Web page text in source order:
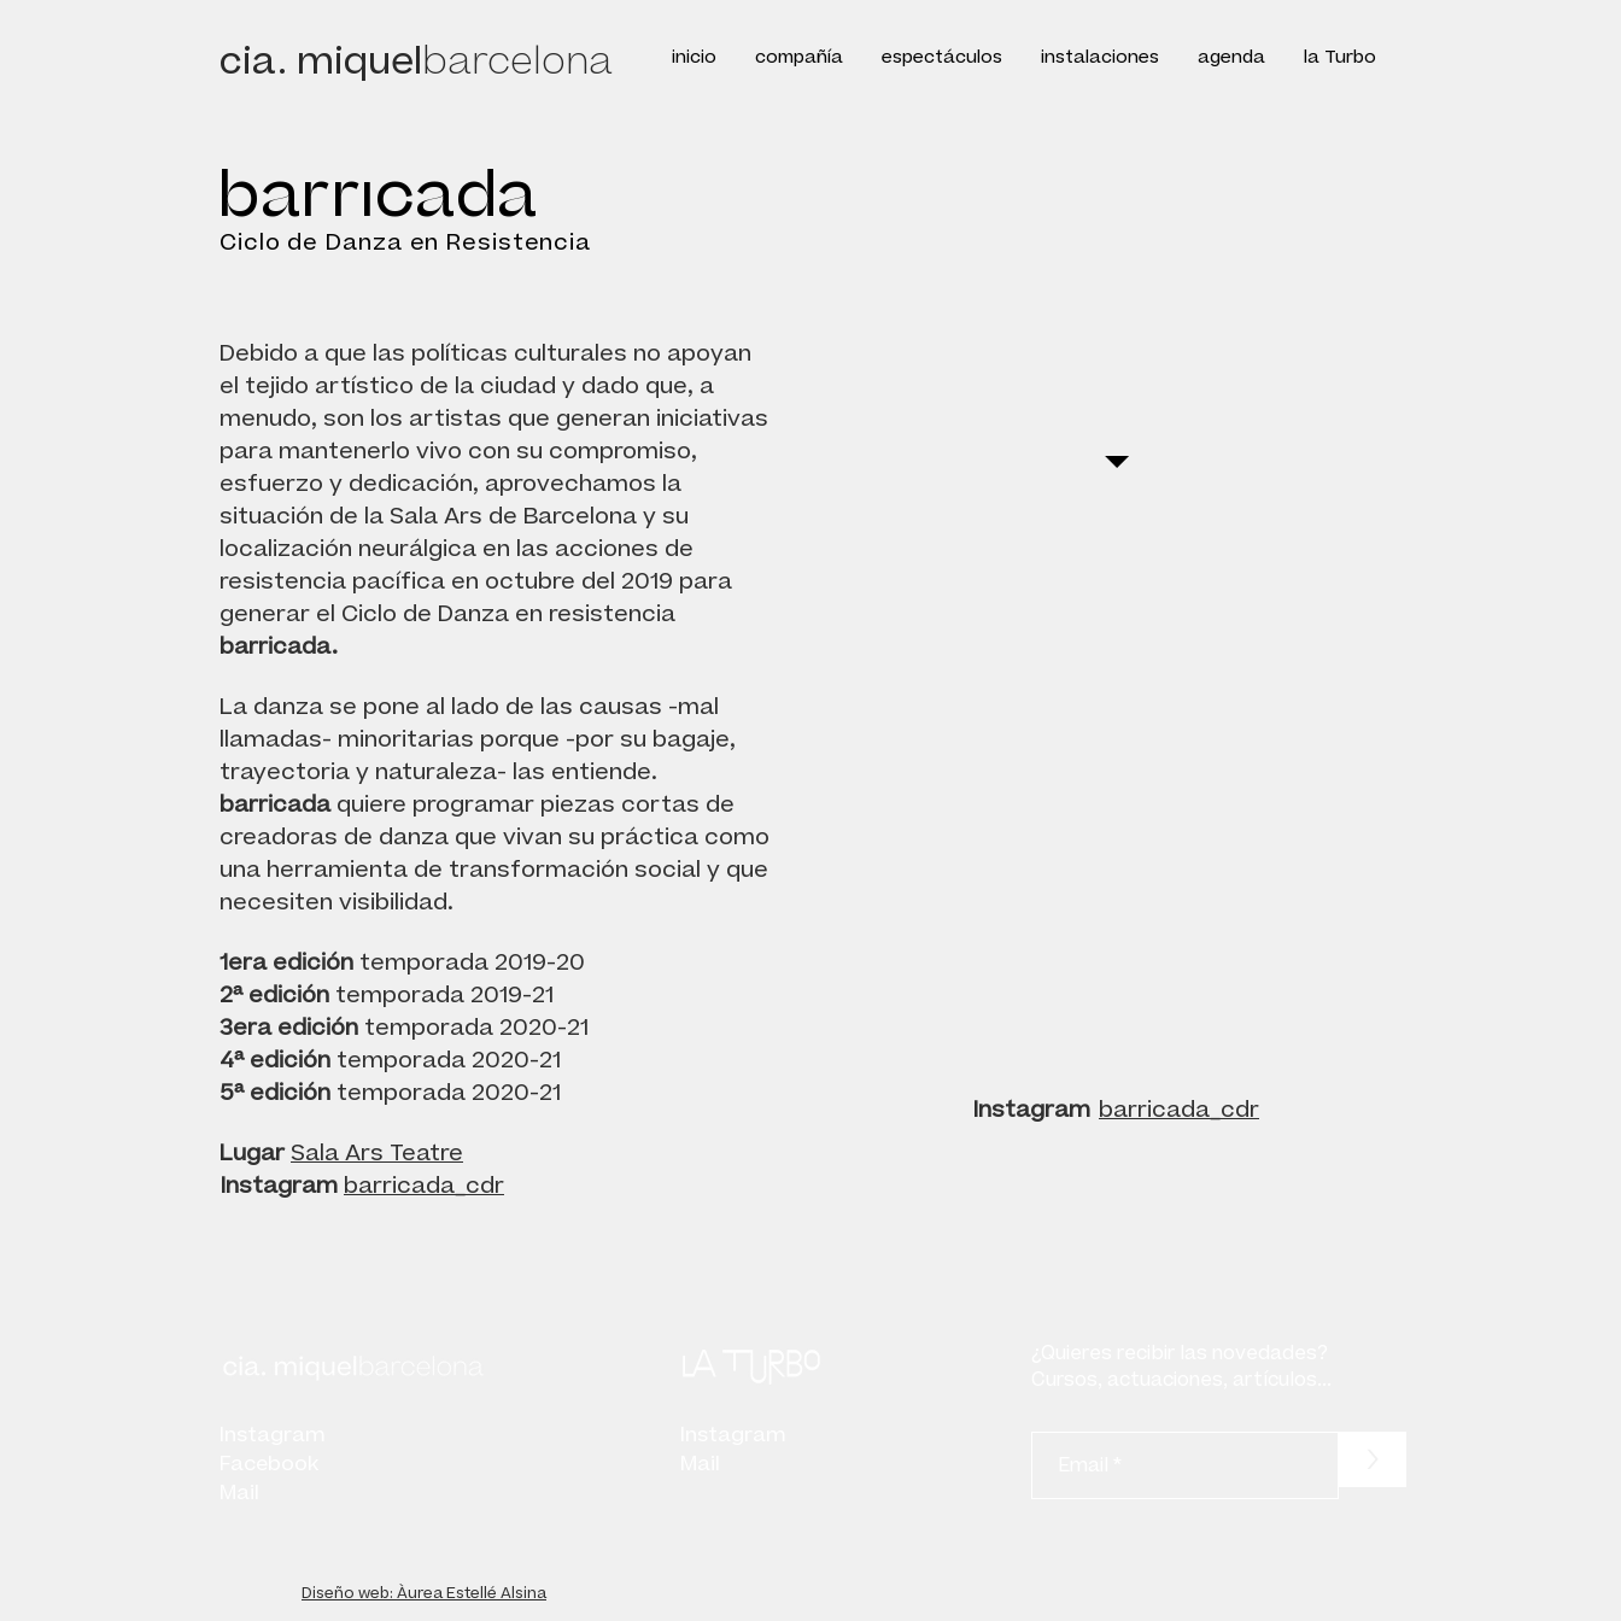
cia. miquelbarcelona inicio compañía espectáculos instalaciones agenda la Turbo
barricada
Ciclo de Danza en Resistencia
Debido a que las políticas culturales no apoyan
el tejido artístico de la ciudad y dado que, a
menudo, son los artistas que generan iniciativas
para mantenerlo vivo con su compromiso,
esfuerzo y dedicación, aprovechamos la
situación de la Sala Ars de Barcelona y su
localización neurálgica en las acciones de
resistencia pacífica en octubre del 2019 para
generar el Ciclo de Danza en resistencia
barricada.
La danza se pone al lado de las causas -mal
llamadas- minoritarias porque -por su bagaje,
trayectoria y naturaleza- las entiende.
barricadaquiere programar piezas cortas de
creadoras de danza que vivan su práctica como
una herramienta de transformación social y que
necesiten visibilidad.
1era edición temporada 2019-20
2ª edición temporada 2019-21
3era edición temporada 2020-21
4ª edición temporada 2020-21
5ª edición temporada 2020-21
LugarSala Ars Teatre
Instagrambarricada_cdr
Instagram barricada_cdr
Diseño web: Àurea Estellé Alsina